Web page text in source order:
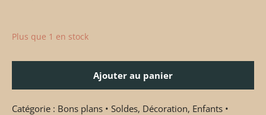
Plus que 1 en stock
Ajouter au panier
Catégorie : Bons plans • Soldes, Décoration, Enfants •